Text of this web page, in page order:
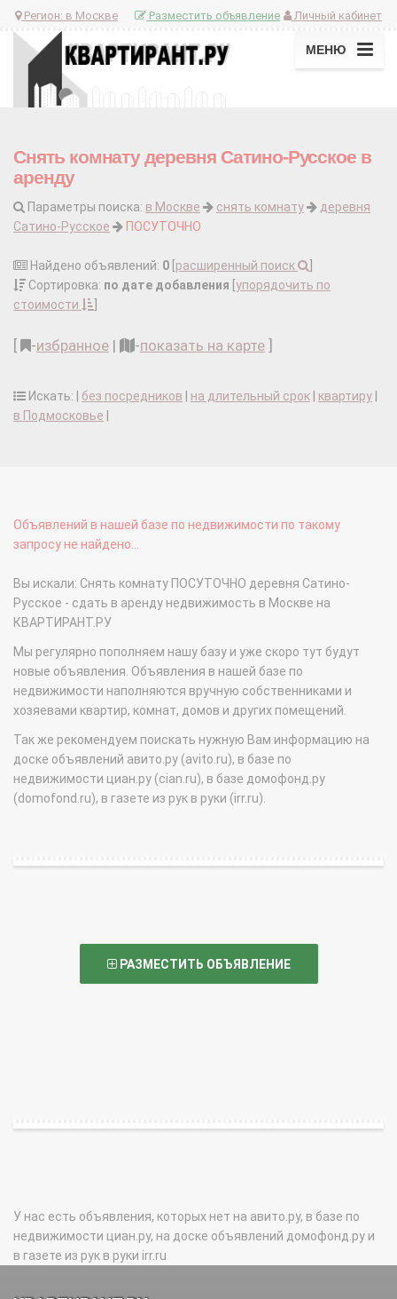
Регион: в Москве Личный кабинет
Разместить объявление
МЕНЮ
Снять комнату деревня Сатино-Русское в
аренду
Параметры поиска: в Москве снять комнату
деревня
Сатино-Русское
ПОСУТОЧНО
Найдено объявлений: 0 расширенный поиск
Сортировка: по дате добавления упорядочить по
стоимости
-избранное | -показать на карте
Искать: | без посредников на длительный срок квартиру
в Подмосковье
Объявлений в нашей базе по недвижимости по такому
запросу не найдено...
Вы искали: Снять комнату ПОСУТОЧНО деревня Сатино-
Русское - сдать в аренду недвижимость в Москве на
КВАРТИРАНТ.РУ
Мы регулярно пополняем нашу базу и уже скоро тут будут
новые объявления. Объявления в нашей базе по
недвижимости наполняются вручную собственниками и
хозяевами квартир, комнат, домов и других помещений.
Так же рекомендуем поискать нужную Вам информацию на
доске объявлений авито.ру (avito.ru), в базе по
недвижимости циан.ру (cian.ru), в базе домофонд.ру
(domofond.ru), в газете из рук в руки (irr.ru).
РАЗМЕСТИТЬ ОБЪЯВЛЕНИЕ
У нас есть объявления, которых нет на авито.ру, в базе по
недвижимости циан.ру, на доске объявлений домофонд.ру и
в газете из рук в руки irr.ru